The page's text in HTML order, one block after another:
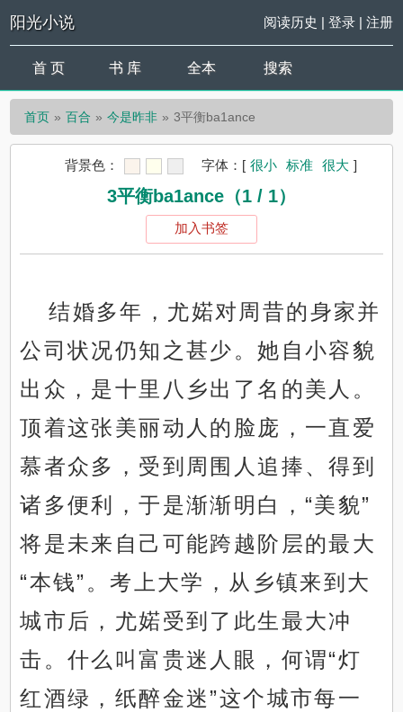
阳光小说 阅读历史 | 登录| 注册
首 页 书 库 全本 搜索
首页 百合 今是昨非 3平衡ba1ance
背景色： 字体： [ 很小 标准 很大 ]
3平衡ba1ance（1 / 1）
加入书签
结婚多年，尤婼对周昔的身家并
公司状况仍知之甚少。她自小容貌
出众，是十里八乡出了名的美人。
顶着这张美丽动人的脸庞，一直爱
慕者众多，受到周围人追捧、得到
诸多便利，于是渐渐明白，“美貌”
将是未来自己可能跨越阶层的最大
“本钱”。考上大学，从乡镇来到大
城市后，尤婼受到了此生最大冲
击。什么叫富贵迷人眼，何谓“灯
红酒绿，纸醉金迷”这个城市每一